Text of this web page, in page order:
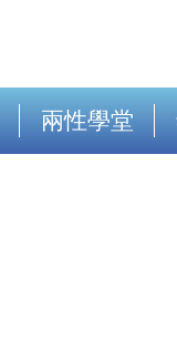
兩性學堂